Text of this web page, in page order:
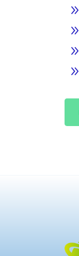
9
9
9
9